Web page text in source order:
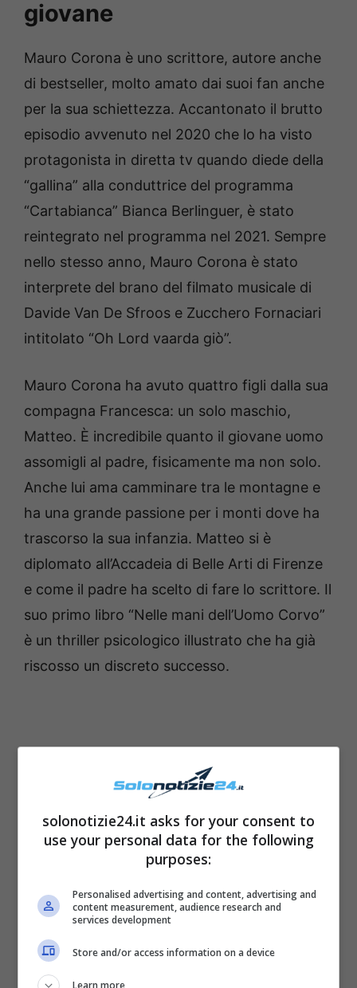
giovane
Mauro Corona è uno scrittore, autore anche
di bestseller, molto amato dai suoi fan anche
per la sua schiettezza. Accantonato il brutto
episodio avvenuto nel 2020 che lo ha visto
protagonista in diretta tv quando diede della
“gallina” alla conduttrice del programma
“Cartabianca” Bianca Berlinguer, è stato
reintegrato nel programma nel 2021. Sempre
nello stesso anno, Mauro Corona è stato
interprete del brano del filmato musicale di
Davide Van De Sfroos e Zucchero Fornaciari
intitolato “Oh Lord vaarda giò”.
Mauro Corona ha avuto quattro figli dalla sua
compagna Francesca: un solo maschio,
Matteo. È incredibile quanto il giovane uomo
assomigli al padre, fisicamente ma non solo.
Anche lui ama camminare tra le montagne e
ha una grande passione per i monti dove ha
trascorso la sua infanzia. Matteo si è
diplomato all’Accadeia di Belle Arti di Firenze
e come il padre ha scelto di fare lo scrittore. Il
suo primo libro “Nelle mani dell’Uomo Corvo”
è un thriller psicologico illustrato che ha già
riscosso un discreto successo.
solonotizie24.it asks for your consent to
use your personal data for the following
purposes:
Personalised advertising and content, advertising and
content measurement, audience research and
services development
Store and/or access information on a device
Learn more